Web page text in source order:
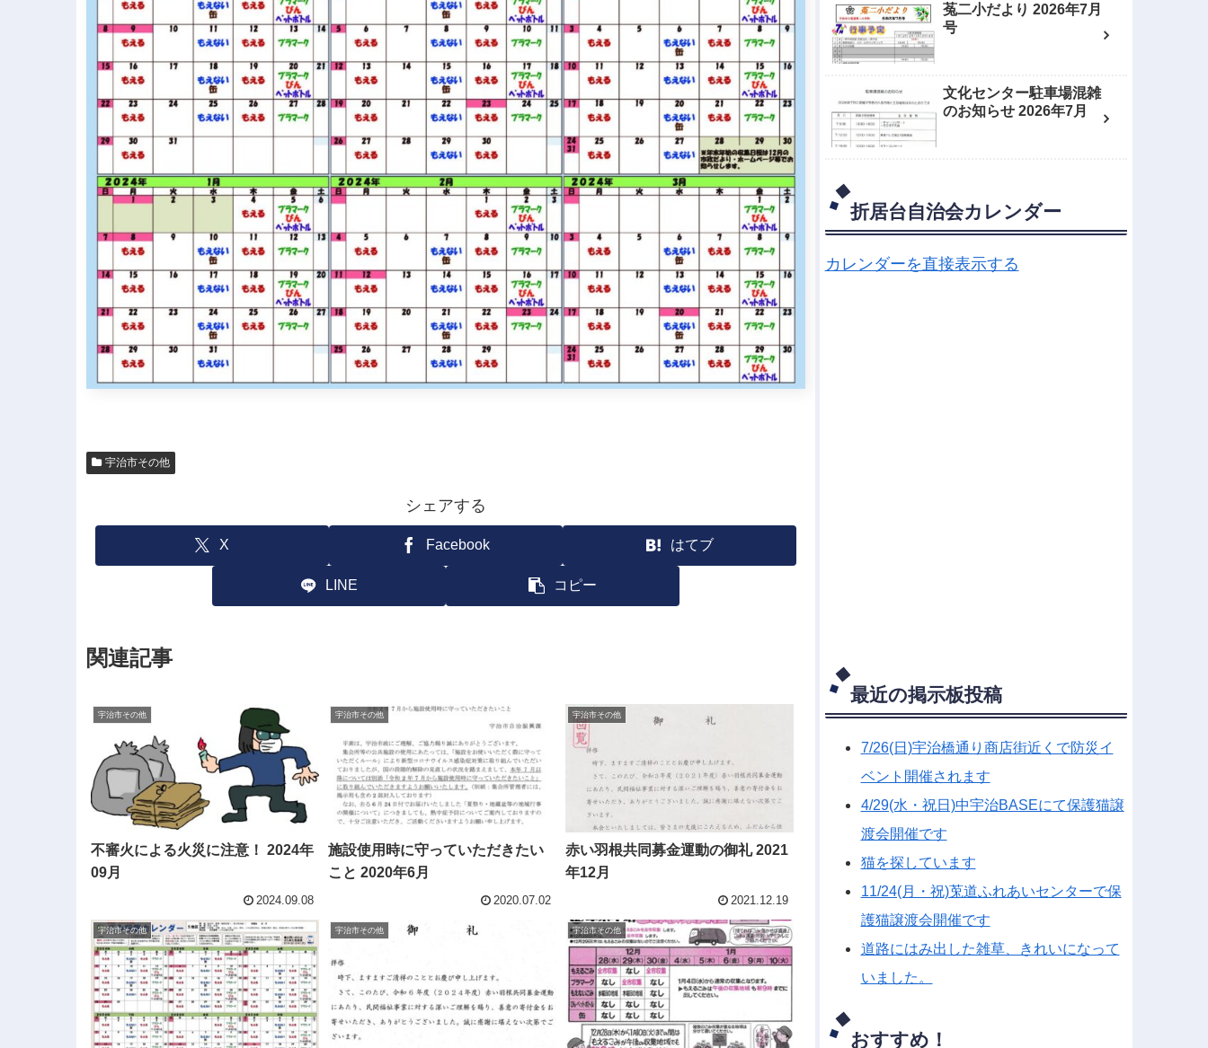
宇治市その他
シェアする
X Facebook はてブ
LINE コピー
関連記事
宇治市その他
不審火による火災に注意！ 2024年
09月
2024.09.08
宇治市その他
施設使用時に守っていただきたい
こと 2020年6月
2020.07.02
宇治市その他
赤い羽根共同募金運動の御礼 2021
年12月
2021.12.19
宇治市その他 宇治市その他 宇治市その他
菟二小だより 2026年7月
号
文化センター駐車場混雑
のお知らせ 2026年7月
折居台自治会カレンダー
カレンダーを直接表示する
最近の掲示板投稿
7/26(日)宇治橋通り商店街近くで防災イ
ベント開催されます
4/29(水・祝日)中宇治BASEにて保護猫譲
渡会開催です
猫を探しています
11/24(月・祝)莵道ふれあいセンターで保
護猫譲渡会開催です
道路にはみ出した雑草、きれいになって
いました。
おすすめ！